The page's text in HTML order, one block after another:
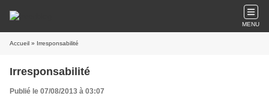
MENU
Accueil » Irresponsabilité
Irresponsabilité
Publié le 07/08/2013 à 03:07